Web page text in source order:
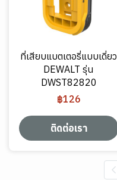
ที่เสียบแบตเตอรี่แบบเดี่ยว
DEWALT รุ่น
DWST82820
฿126
ติดต่อเรา